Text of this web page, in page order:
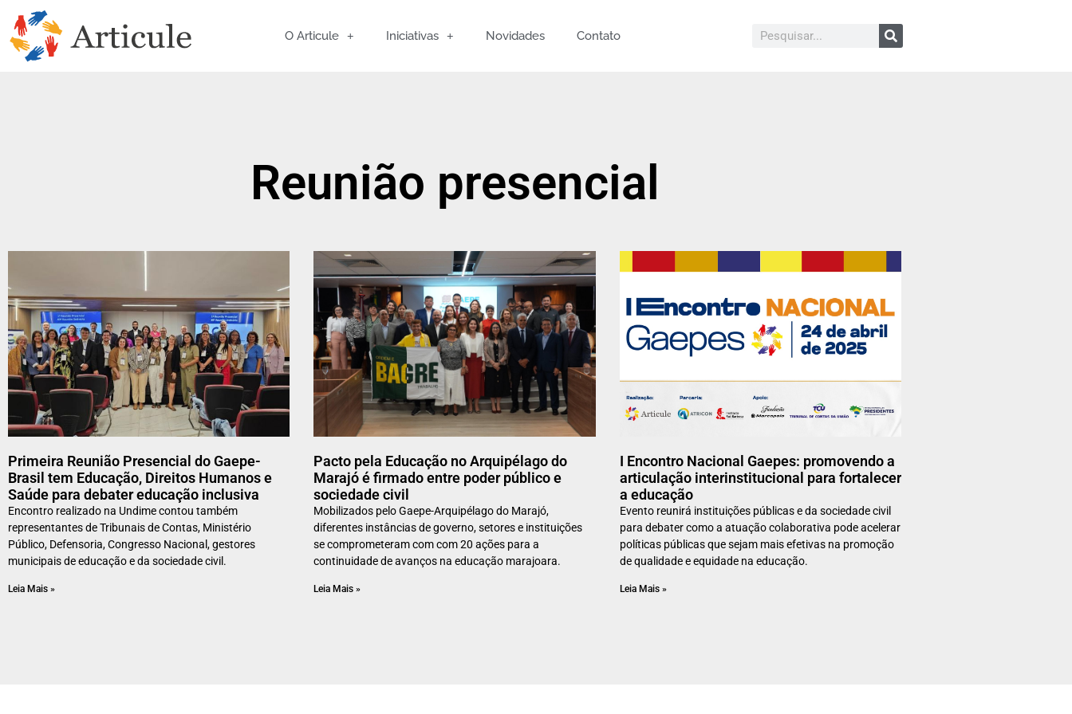
O Articule Iniciativas Novidades Contato
Reunião presencial
Primeira Reunião Presencial do Gaepe-
Brasil tem Educação, Direitos Humanos e
Saúde para debater educação inclusiva
Encontro realizado na Undime contou também
representantes de Tribunais de Contas, Ministério
Público, Defensoria, Congresso Nacional, gestores
municipais de educação e da sociedade civil.
Leia Mais »
Pacto pela Educação no Arquipélago do
Marajó é firmado entre poder público e
sociedade civil
Mobilizados pelo Gaepe-Arquipélago do Marajó,
diferentes instâncias de governo, setores e instituições
se comprometeram com com 20 ações para a
continuidade de avanços na educação marajoara.
Leia Mais »
I Encontro Nacional Gaepes: promovendo a
articulação interinstitucional para fortalecer
a educação
Evento reunirá instituições públicas e da sociedade civil
para debater como a atuação colaborativa pode acelerar
políticas públicas que sejam mais efetivas na promoção
de qualidade e equidade na educação.
Leia Mais »